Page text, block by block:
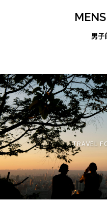
男子
TRAVEL